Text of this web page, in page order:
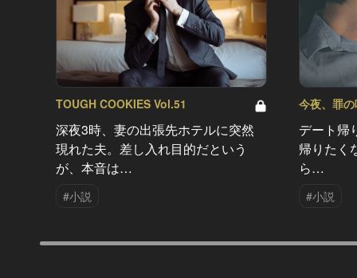
TOUGH COOKIES Vol.51
深夜3時、妻の出張先ホテルに突然
現れた夫。差し入れ目的だという
が、本音は…
#小説
今夜、罪
デート帰
帰りたく
ら…
#小説